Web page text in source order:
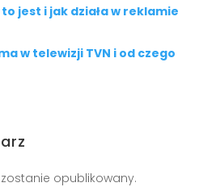
jest i jak działa w reklamie
w telewizji TVN i od czego
opublikowany.